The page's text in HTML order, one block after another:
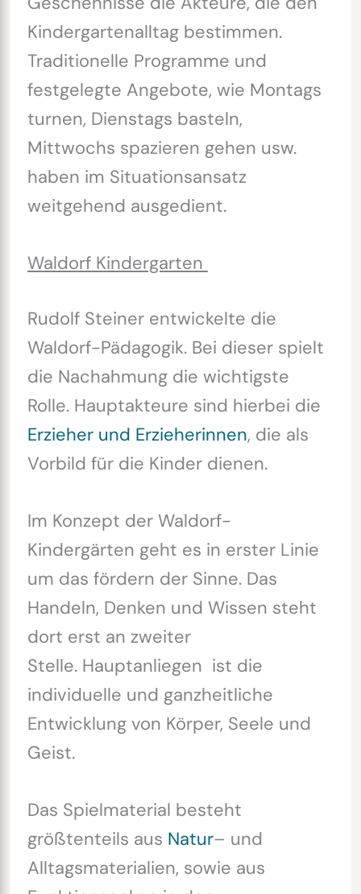
Kindergartenalltag bestimmen.
Traditionelle Programme und
festgelegte Angebote, wie Montags
turnen, Dienstags basteln,
Mittwochs spazieren gehen usw.
haben im Situationsansatz
weitgehend ausgedient.
Waldorf Kindergarten
Rudolf Steiner entwickelte die
Waldorf-Pädagogik. Bei dieser spielt
die Nachahmung die wichtigste
Rolle. Hauptakteure sind hierbei die
Erzieher und Erzieherinnen, die als
Vorbild für die Kinder dienen.
Im Konzept der Waldorf-
Kindergärten geht es in erster Linie
um das fördern der Sinne. Das
Handeln, Denken und Wissen steht
dort erst an zweiter
Stelle. Hauptanliegen ist die
individuelle und ganzheitliche
Entwicklung von Körper, Seele und
Geist.
Das Spielmaterial besteht
größtenteils aus Natur– und
Alltagsmaterialien, sowie aus